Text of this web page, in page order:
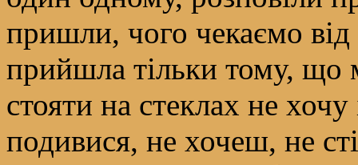
пришли, чого чекаємо від
прийшла тільки тому, що
стояти на стеклах не
подивися, не хочеш, не